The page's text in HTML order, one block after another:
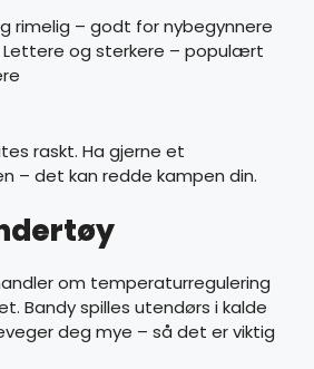
rimelig – godt for nybegynnere
Lettere og sterkere – populært
raskt. Ha gjerne et
– det kan redde kampen din.
om temperaturregulering
Bandy spilles utendørs i kalde
deg mye – så det er viktig